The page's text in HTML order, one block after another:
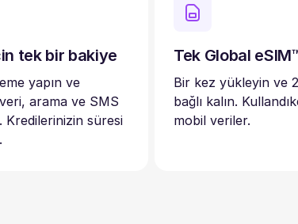
tek bir bakiye
yapın ve
arama ve SMS
Kredilerinizin süresi
Tek Global
Bir kez yükleyin ve
bağlı kalın.
mobil veriler.